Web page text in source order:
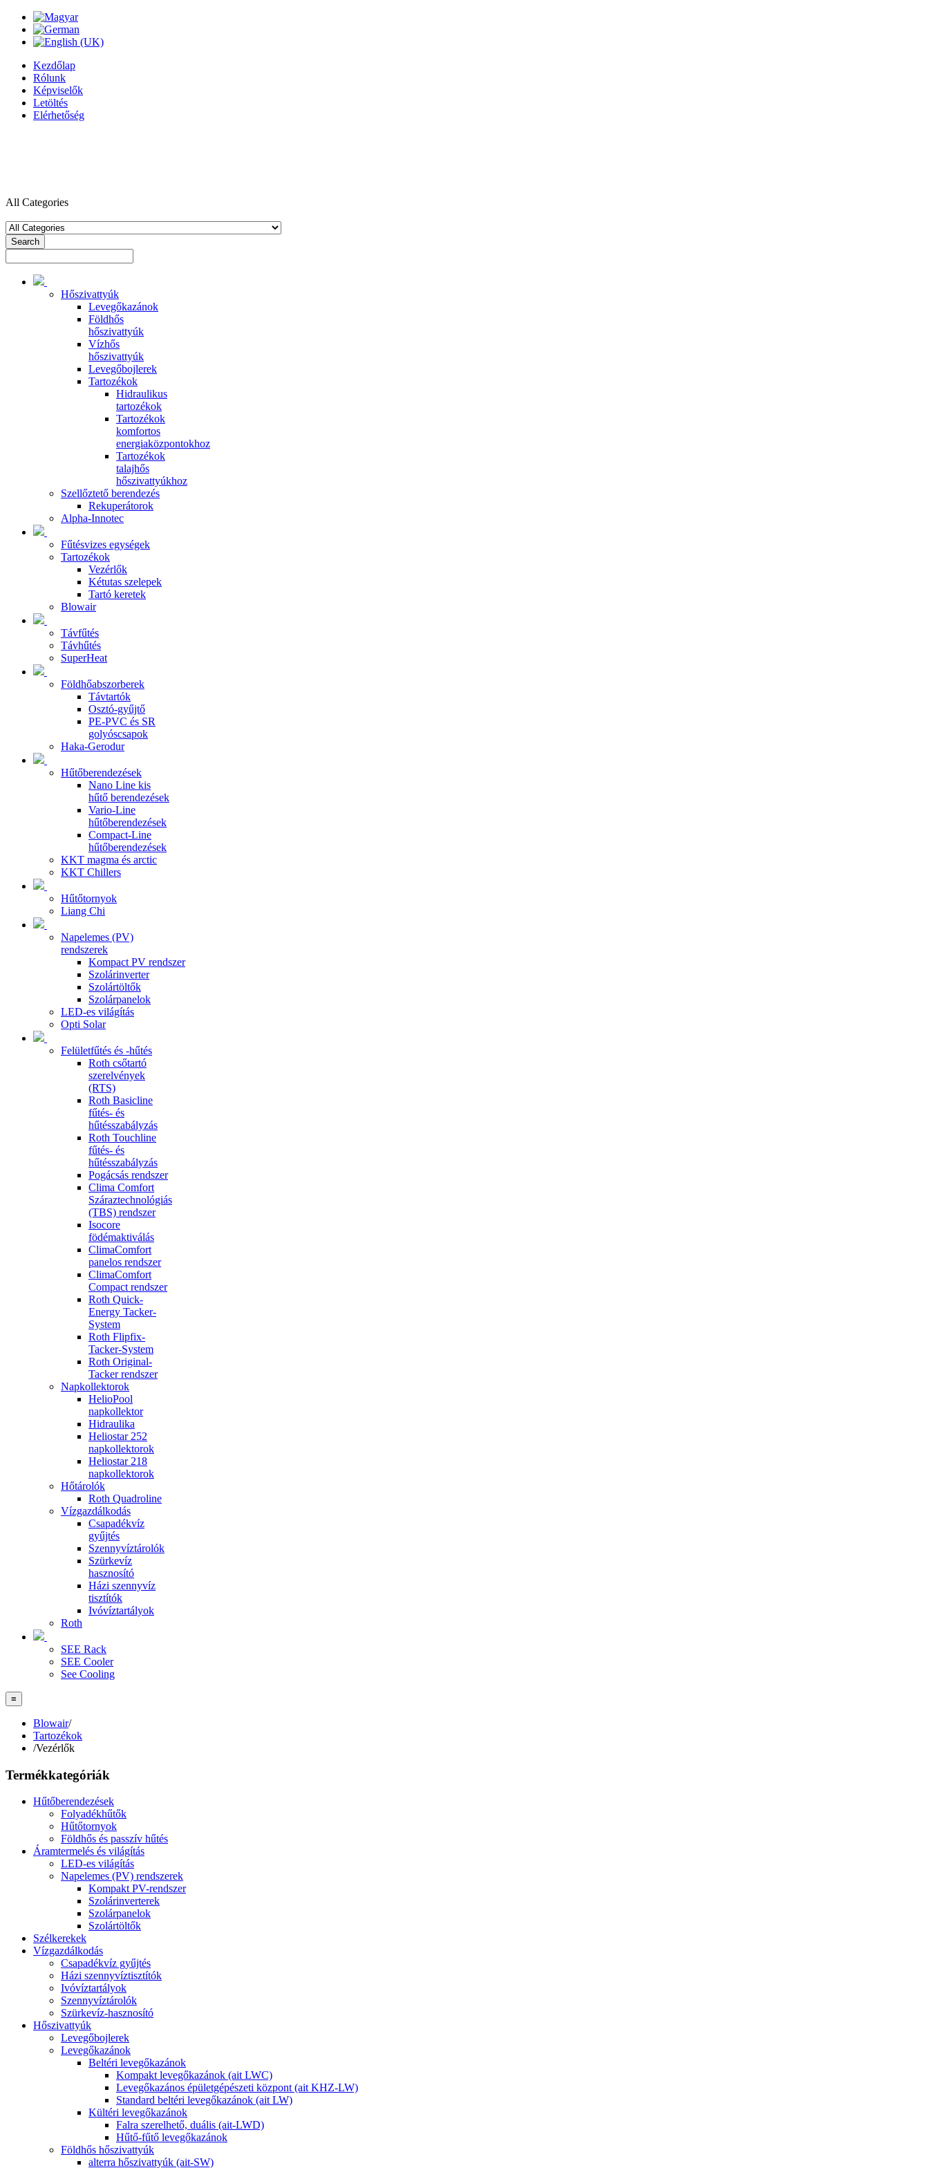
Kezdőlap
Rólunk
Képviselők
Letöltés
Elérhetőség
All Categories
Search
Hőszivattyúk
Levegőkazánok
Földhős
hőszivattyúk
Vízhős
hőszivattyúk
Levegőbojlerek
Tartozékok
Hidraulikus
tartozékok
Tartozékok
komfortos
energiaközpontokhoz
Tartozékok
talajhős
hőszivattyúkhoz
Szellőztető berendezés
Rekuperátorok
Alpha-Innotec
Fűtésvizes egységek
Tartozékok
Vezérlők
Kétutas szelepek
Tartó keretek
Blowair
Távfűtés
Távhűtés
SuperHeat
Földhőabszorberek
Távtartók
Osztó-gyűjtő
PE-PVC és SR
golyóscsapok
Haka-Gerodur
Hűtőberendezések
Nano Line kis
hűtő berendezések
Vario-Line
hűtőberendezések
Compact-Line
hűtőberendezések
KKT magma és arctic
KKT Chillers
Hűtőtornyok
Liang Chi
Napelemes (PV)
rendszerek
Kompact PV rendszer
Szolárinverter
Szolártöltők
Szolárpanelok
LED-es világítás
Opti Solar
Felületfűtés és -hűtés
Roth csőtartó
szerelvények
(RTS)
Roth Basicline
fűtés- és
hűtésszabályzás
Roth Touchline
fűtés- és
hűtésszabályzás
Pogácsás rendszer
Clima Comfort
Száraztechnológiás
(TBS) rendszer
Isocore
födémaktiválás
ClimaComfort
panelos rendszer
ClimaComfort
Compact rendszer
Roth Quick-
Energy Tacker-
System
Roth Flipfix-
Tacker-System
Roth Original-
Tacker rendszer
Napkollektorok
HelioPool
napkollektor
Hidraulika
Heliostar 252
napkollektorok
Heliostar 218
napkollektorok
Hőtárolók
Roth Quadroline
Vízgazdálkodás
Csapadékvíz
gyűjtés
Szennyvíztárolók
Szürkevíz
hasznosító
Házi szennyvíz
tisztítók
Ivóvíztartályok
Roth
SEE Rack
SEE Cooler
See Cooling
≡
Blowair/
Tartozékok
/Vezérlők
Termékkategóriák
Hűtőberendezések
Folyadékhűtők
Hűtőtornyok
Földhős és passzív hűtés
Áramtermelés és világítás
LED-es világítás
Napelemes (PV) rendszerek
Kompakt PV-rendszer
Szolárinverterek
Szolárpanelok
Szolártöltők
Szélkerekek
Vízgazdálkodás
Csapadékvíz gyűjtés
Házi szennyvíztisztítók
Ivóvíztartályok
Szennyvíztárolók
Szürkevíz-hasznosító
Hőszivattyúk
Levegőbojlerek
Levegőkazánok
Beltéri levegőkazánok
Kompakt levegőkazánok (ait LWC)
Levegőkazános épületgépészeti központ (ait KHZ-LW)
Standard beltéri levegőkazánok (ait LW)
Kültéri levegőkazánok
Falra szerelhető, duális (ait-LWD)
Hűtő-fűtő levegőkazánok
Földhős hőszivattyúk
alterra hőszivattyúk (ait-SW)